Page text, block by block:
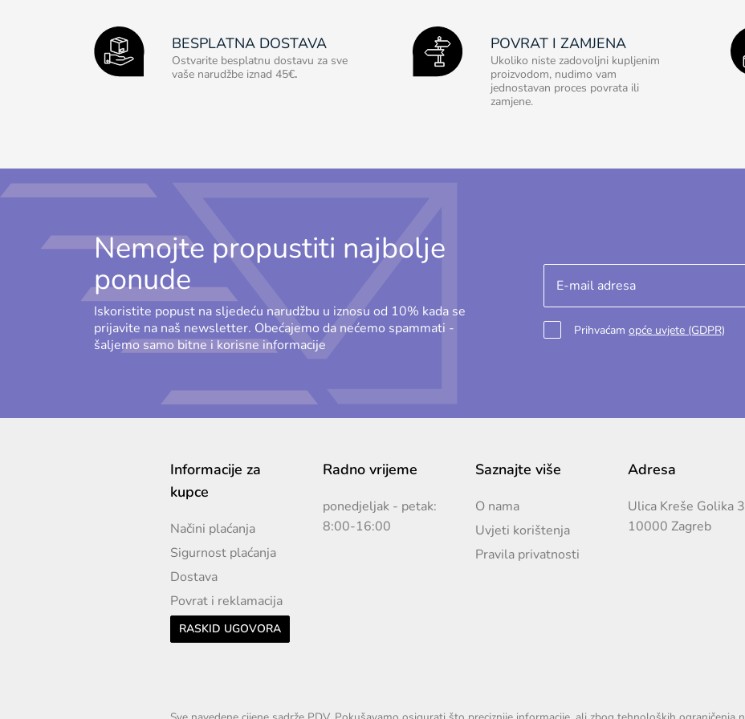
BESPLATNA DOSTAVA
Ostvarite besplatnu dostavu za sve
vaše narudžbe iznad 45€.
POVRAT I ZAMJENA
Ukoliko niste zadovoljni kupljenim
proizvodom, nudimo vam
jednostavan proces povrata ili
zamjene.
Nemojte propustiti najbolje
ponude
Iskoristite popust na sljedeću narudžbu u iznosu od 10% kada se
prijavite na naš newsletter. Obećajemo da nećemo spammati -
šaljemo samo bitne i korisne informacije
Prihvaćam opće uvjete (GDPR)
Informacije za
kupce
Načini plaćanja
Sigurnost plaćanja
Dostava
Povrat i reklamacija
RASKID UGOVORA
Radno vrijeme
ponedjeljak - petak:
8:00-16:00
Saznajte više
O nama
Uvjeti korištenja
Pravila privatnosti
Adresa
Ulica Kreše Golika 3
10000 Zagreb